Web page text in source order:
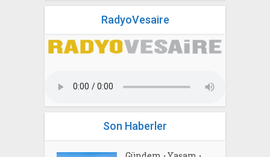
RadyoVesaire
Son Haberler